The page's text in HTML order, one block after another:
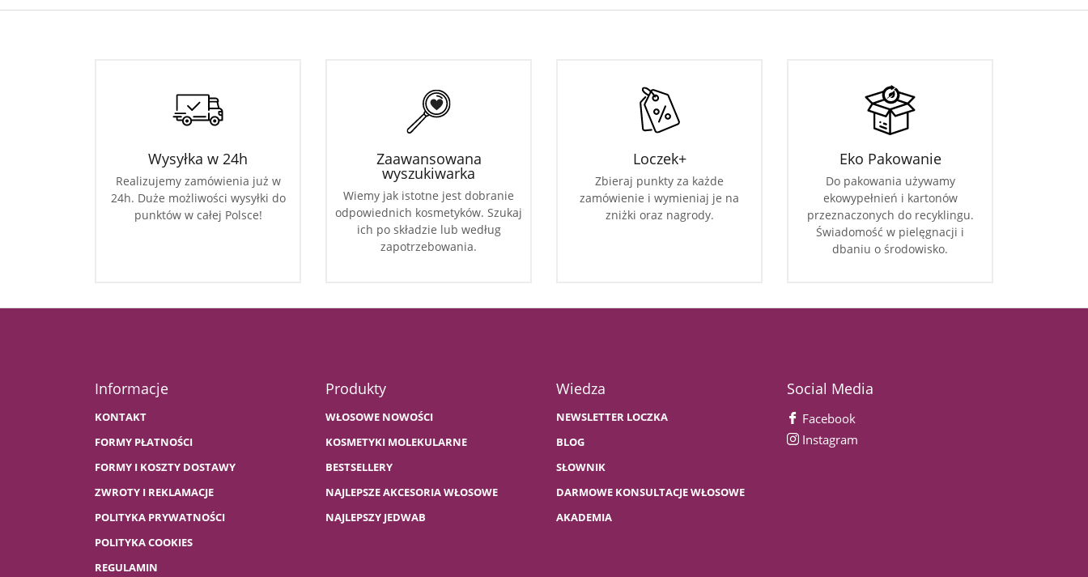
Wysyłka w 24h
Realizujemy zamówienia już w
24h. Duże możliwości wysyłki do
punktów w całej Polsce!
Zaawansowana
wyszukiwarka
Wiemy jak istotne jest dobranie
odpowiednich kosmetyków. Szukaj
ich po składzie lub według
zapotrzebowania.
Loczek+
Zbieraj punkty za każde
zamówienie i wymieniaj je na
zniżki oraz nagrody.
Eko Pakowanie
Do pakowania używamy
ekowypełnień i kartonów
przeznaczonych do recyklingu.
Świadomość w pielęgnacji i
dbaniu o środowisko.
Informacje
KONTAKT
FORMY PŁATNOŚCI
FORMY I KOSZTY DOSTAWY
ZWROTY I REKLAMACJE
POLITYKA PRYWATNOŚCI
POLITYKA COOKIES
REGULAMIN
Produkty
WŁOSOWE NOWOŚCI
KOSMETYKI MOLEKULARNE
BESTSELLERY
NAJLEPSZE AKCESORIA WŁOSOWE
NAJLEPSZY JEDWAB
Wiedza
NEWSLETTER LOCZKA
BLOG
SŁOWNIK
DARMOWE KONSULTACJE WŁOSOWE
AKADEMIA
Social Media
Facebook
Instagram